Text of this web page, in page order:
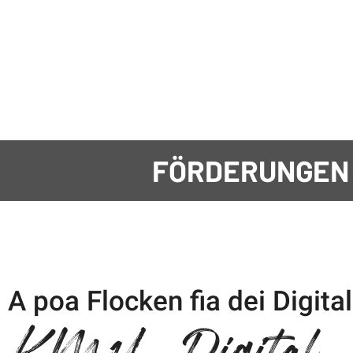
FÖRDERUNGEN
A poa Flocken fia dei